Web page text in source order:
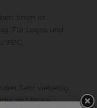
5mm ist
Für Logos und
95°C.
Sehr vielseitig
ab 1 Stück